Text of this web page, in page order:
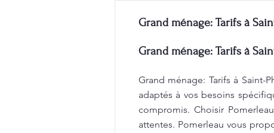
Grand ménage: Tarifs à
Grand ménage: Tarifs à
Grand ménage: Tarifs à Saint-
adaptés à vos besoins
compromis. Choisir
attentes. Pomerleau vous